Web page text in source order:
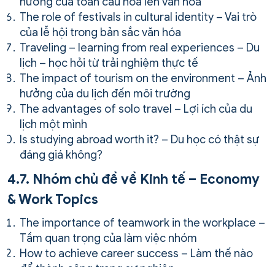
The role of festivals in cultural identity – Vai trò
của lễ hội trong bản sắc văn hóa
Traveling – learning from real experiences – Du
lịch – học hỏi từ trải nghiệm thực tế
The impact of tourism on the environment – Ảnh
hưởng của du lịch đến môi trường
The advantages of solo travel – Lợi ích của du
lịch một mình
Is studying abroad worth it? – Du học có thật sự
đáng giá không?
4.7. Nhóm chủ đề về Kinh tế – Economy
& Work Topics
The importance of teamwork in the workplace –
Tầm quan trọng của làm việc nhóm
How to achieve career success – Làm thế nào